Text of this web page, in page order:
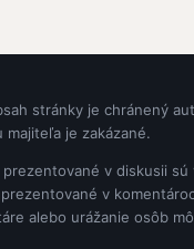
stránky je chránený
majiteľa je zakázané.
prezentované v diskusii
v
alebo urážanie osôb